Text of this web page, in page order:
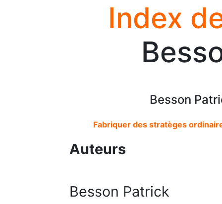
Index
Besson
Fabriquer des stratèges
Auteurs
Besson Patrick